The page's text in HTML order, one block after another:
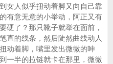
女人似乎扭动着脚又向自己靠
有意无意的小举动，阿正又有
硬了？那只靴子就举在面前，
直的线条，然后陡然曲线动人
动着脚，嘴里发出微微的呻
一半的拉链就卡在那里，微微